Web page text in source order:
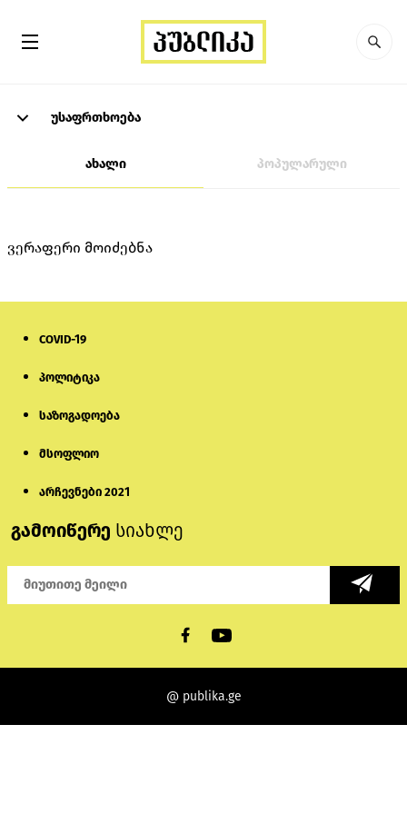
უსაფრთხოება
ახალი პოპულარული
ვერაფერი მოიძებნა
COVID-19
პოლიტიკა
საზოგადოება
მსოფლიო
არჩევნები 2021
გამოიწერე სიახლე
@ publika.ge